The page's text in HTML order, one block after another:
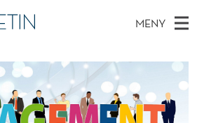
MENY
forskerprofiler